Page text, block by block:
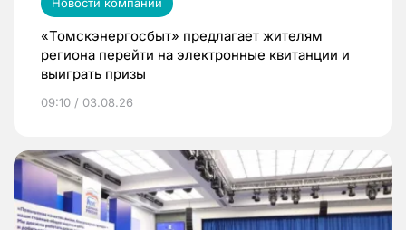
«Томскэнергосбыт» предлагает жителям
региона перейти на электронные квитанции и
выиграть призы
09:10 / 03.08.26